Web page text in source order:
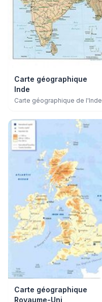
Carte géographique
Inde
Carte géographique de l'Inde
Carte géographique
Royaume-Uni